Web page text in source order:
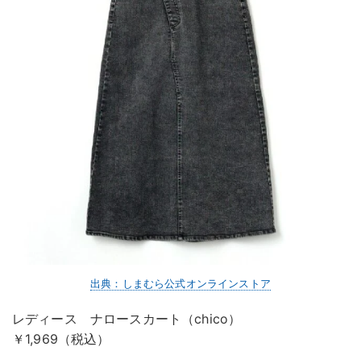
出典：しまむら公式オンラインストア
レディース ナロースカート（chico）
￥1,969（税込）